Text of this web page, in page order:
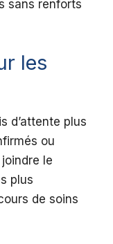
sans renforts
les
d’attente plus
ou
le
plus
de soins